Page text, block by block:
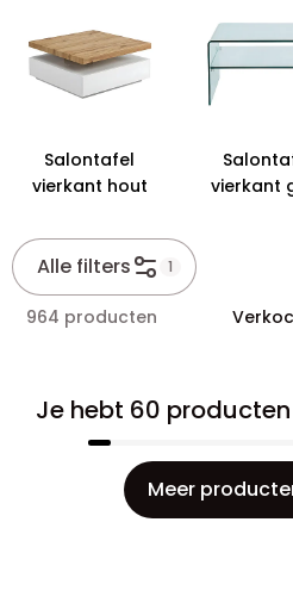
Salontafel
vierkant hout
vierkant
Alle filters 1
964 producten
Je hebt 60
Meer